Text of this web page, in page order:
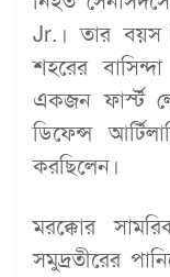
Jr.। তার বয়স
শহরের
একজন ফার্স্ট
ডিফেন্স
করছিলেন।
মরক্কোর
সমুদ্রতীরের